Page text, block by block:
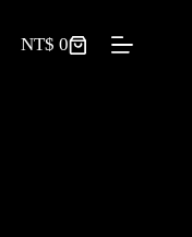
NT$ 0